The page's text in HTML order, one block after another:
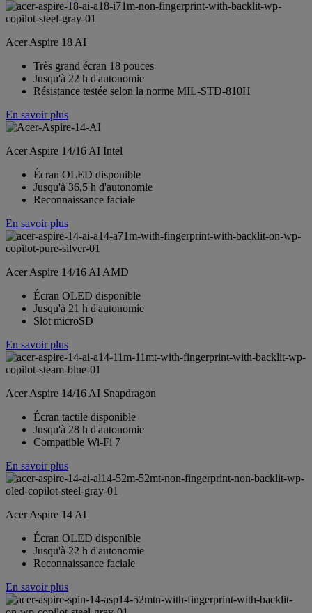
Acer Aspire 18 AI
Très grand écran 18 pouces
Jusqu'à 22 h d'autonomie
Résistance testée selon la norme MIL‑STD‑810H
En savoir plus
Acer Aspire 14/16 AI Intel
Écran OLED disponible
Jusqu'à 36,5 h d'autonomie
Reconnaissance faciale
En savoir plus
Acer Aspire 14/16 AI AMD
Écran OLED disponible
Jusqu'à 21 h d'autonomie
Slot microSD
En savoir plus
Acer Aspire 14/16 AI Snapdragon
Écran tactile disponible
Jusqu'à 28 h d'autonomie
Compatible Wi-Fi 7
En savoir plus
Acer Aspire 14 AI
Écran OLED disponible
Jusqu'à 22 h d'autonomie
Reconnaissance faciale
En savoir plus